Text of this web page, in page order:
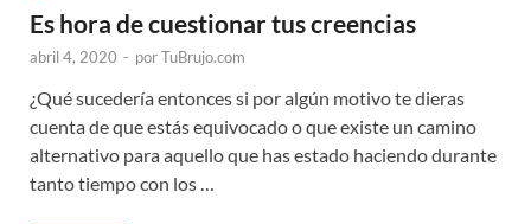
Es hora de cuestionar tus creencias
abril 4, 2020 - porTuBrujo.com
¿Qué sucedería entonces si por algún motivo te dieras
cuenta de que estás equivocado o que existe un camino
alternativo para aquello que has estado haciendo durante
tanto tiempo con los …